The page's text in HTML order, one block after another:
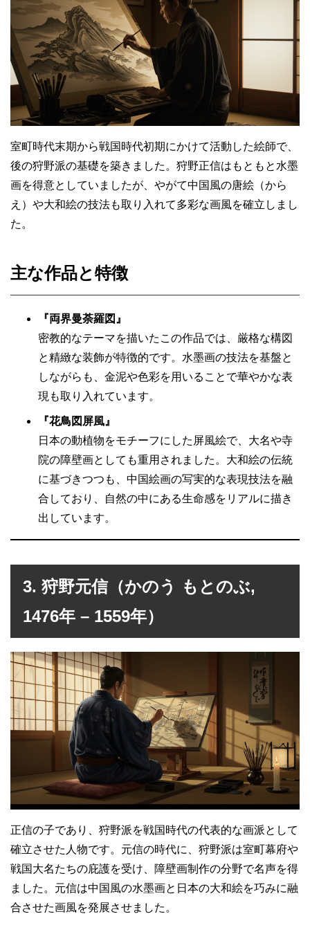
室町時代末期から戦国時代初期にかけて活動した絵師で、
後の狩野派の基礎を築きました。狩野正信はもともと水墨
画を得意としていましたが、やがて中国風の唐絵（から
え）や大和絵の技法も取り入れて多彩な画風を確立しまし
た。
主な作品と特徴
『両界曼荼羅図』
密教的なテーマを描いたこの作品では、厳格な構図
と精緻な装飾が特徴的です。水墨画の技法を基盤と
しながらも、金泥や色彩を用いることで華やかな表
現も取り入れています。
『花鳥図屏風』
日本の動植物をモチーフにした屏風絵で、大名や寺
院の障壁画としても重用されました。大和絵の伝統
に基づきつつも、中国絵画の写実的な表現技法を融
合しており、自然の中にある生命感をリアルに描き
出しています。
3. 狩野元信（かのう もとのぶ,
1476年 – 1559年）
正信の子であり、狩野派を戦国時代の代表的な画派として
確立させた人物です。元信の時代に、狩野派は室町幕府や
戦国大名たちの庇護を受け、障壁画制作の分野で名声を得
ました。元信は中国風の水墨画と日本の大和絵を巧みに融
合させた画風を発展させました。